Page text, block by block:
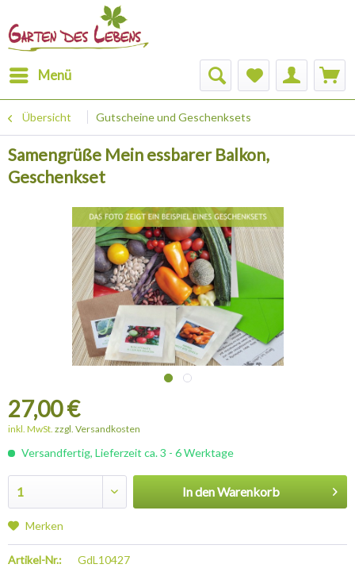
Menü
Übersicht Gutscheine und Geschenksets
Samengrüße Mein essbarer Balkon,
Geschenkset
27,00 €
inkl. MwSt. zzgl. Versandkosten
Versandfertig, Lieferzeit ca. 3 - 6 Werktage
In denWarenkorb
Merken
Artikel-Nr.: GdL10427